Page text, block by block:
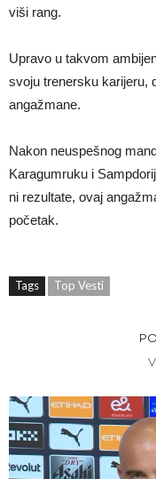
viši rang.
Upravo u takvom
svoju trenersku karijeru,
angažmane.
Nakon neuspešnog
Karagumruku i
ni rezultate, ovaj
početak.
Tags Top Vesti